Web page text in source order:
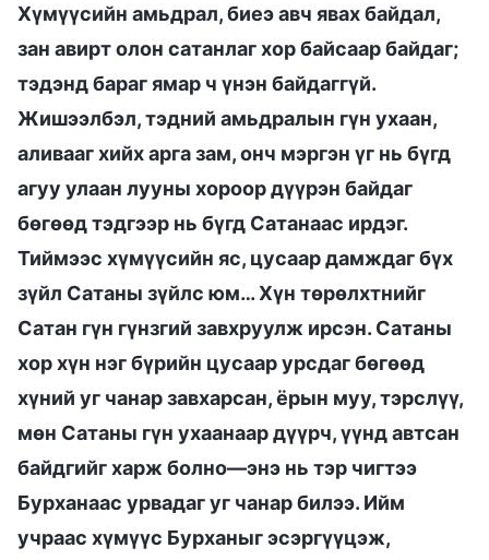
Хүмүүсийн амьдрал, биеэ авч явах байдал,
зан авирт олон сатанлаг хор байсаар байдаг;
тэдэнд бараг ямар ч үнэн байдаггүй.
Жишээлбэл, тэдний амьдралын гүн ухаан,
аливааг хийх арга зам, онч мэргэн үг нь бүгд
агуу улаан лууны хороор дүүрэн байдаг
бөгөөд тэдгээр нь бүгд Сатанаас ирдэг.
Тиймээс хүмүүсийн яс, цусаар дамждаг бүх
зүйл Сатаны зүйлс юм… Хүн төрөлхтнийг
Сатан гүн гүнзгий завхруулж ирсэн. Сатаны
хор хүн нэг бүрийн цусаар урсдаг бөгөөд
хүний уг чанар завхарсан, ёрын муу, тэрслүү,
мөн Сатаны гүн ухаанаар дүүрч, үүнд автсан
байдгийг харж болно—энэ нь тэр чигтээ
Бурханаас урвадаг уг чанар билээ. Ийм
учраас хүмүүс Бурханыг эсэргүүцэж,